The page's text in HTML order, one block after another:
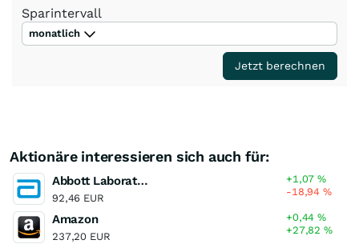
Sparintervall
monatlich
Jetzt berechnen
Aktionäre interessieren sich auch für:
Abbott Laboratories
92,46 EUR
+1,07%
-18,94%
Amazon
237,20 EUR
+0,44%
+27,82%